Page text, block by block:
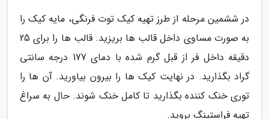
در ششمین مرحله از طرز تهیه کیک توت فرنگی، مایه کیک را
به صورت مساوی داخل قالب ها بریزید. قالب ها را برای 25
دقیقه داخل فر از قبل گرم شده با دمای 177 درجه سانتی
گراد بگذارید. در نهایت کیک ها را بیرون بیاورید. آن ها را
توری خنک کننده بگذارید تا کامل خنک شوند. حال به سراغ
تهیه فراستینگ بروید.